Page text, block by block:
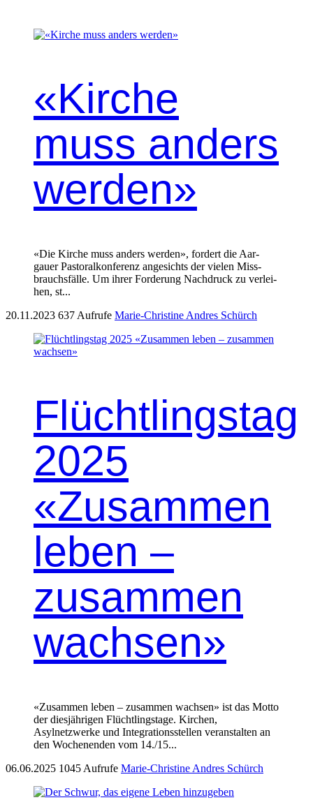
«Kirche
muss anders
werden»
«Die Kirche muss anders wer­den», fordert die Aar­
gauer Pas­toralkon­ferenz angesichts der vie­len Miss­
brauchs­fälle. Um ihrer Forderung Nach­druck zu ver­lei­
hen, st...
20.11.2023 637 Aufrufe Marie-Christine Andres Schürch
Flüchtlingstag
2025
«Zusammen
leben –
zusammen
wachsen»
«Zusammen leben – zusammen wachsen» ist das Motto
der diesjährigen Flüchtlingstage. Kirchen,
Asylnetzwerke und Integrationsstellen veranstalten an
den Wochenenden vom 14./15...
06.06.2025 1045 Aufrufe Marie-Christine Andres Schürch